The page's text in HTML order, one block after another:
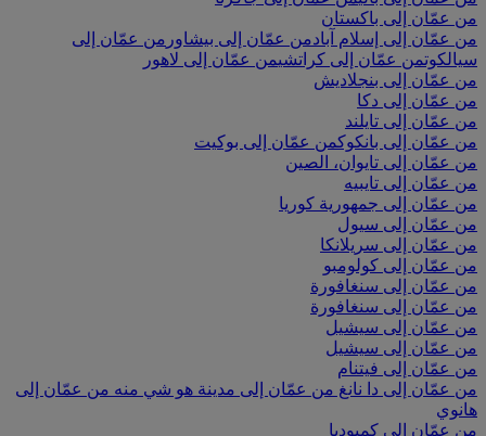
من عمّان إلى باكستان
من عمّان إلى إسلام آبادمن عمّان إلى بيشاور من عمّان إلى
سيالكوتمن عمّان إلى كراتشيمن عمّان إلى لاهور
من عمّان إلى بنجلاديش
من عمّان إلى دكا
من عمّان إلى تايلند
من عمّان إلى بانكوكمن عمّان إلى بوكيت
من عمّان إلى تايوان، الصين
من عمّان إلى تايبيه
من عمّان إلى جمهورية كوريا
من عمّان إلى سيول
من عمّان إلى سريلانكا
من عمّان إلى كولومبو
من عمّان إلى سنغافورة
من عمّان إلى سنغافورة
من عمّان إلى سيشيل
من عمّان إلى سيشيل
من عمّان إلى فيتنام
من عمّان إلى دا نانغ من عمّان إلى مدينة هو شي منه من عمّان إلى
هانوي
من عمّان إلى كمبوديا